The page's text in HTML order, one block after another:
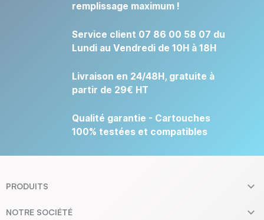
remplissage maximum !
Service client 07 86 00 58 07 du
Lundi au Vendredi de 10H à 18H
Livraison en 24/48H, gratuite à
partir de 29€ HT
Qualité garantie - Cartouches
100% testées et compatibles
PRODUITS 
NOTRE SOCIÉTÉ 